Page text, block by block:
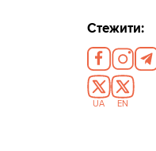
Стежити:
UA EN